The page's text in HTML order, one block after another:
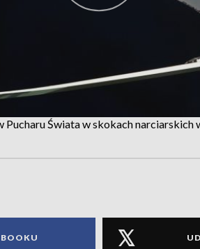
Świata w skokach narciarskich